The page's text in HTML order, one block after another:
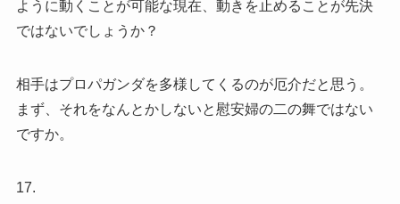
ように動くことが可能な現在、動きを止めることが先決
ではないでしょうか？
相手はプロパガンダを多様してくるのが厄介だと思う。
まず、それをなんとかしないと慰安婦の二の舞ではない
ですか。
17.